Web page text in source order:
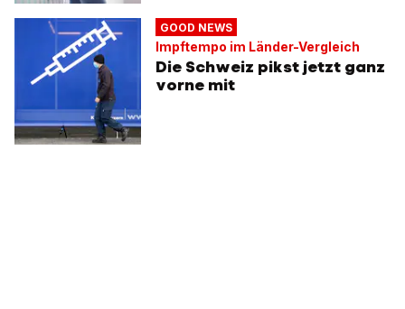
GOOD NEWS
Impftempo im Länder-Vergleich
Die Schweiz pikst jetzt ganz
vorne mit